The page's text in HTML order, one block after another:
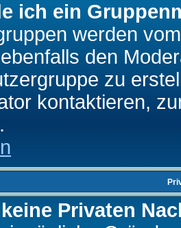
ich ein
werden
den
zu
kontaktieren,
Privaten